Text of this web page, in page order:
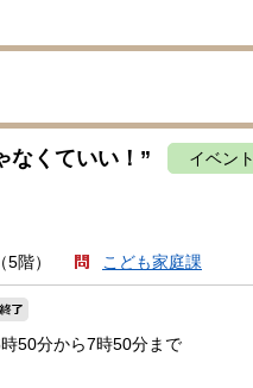
くていい！”
イベント
階） こども家庭課
50分から7時50分まで